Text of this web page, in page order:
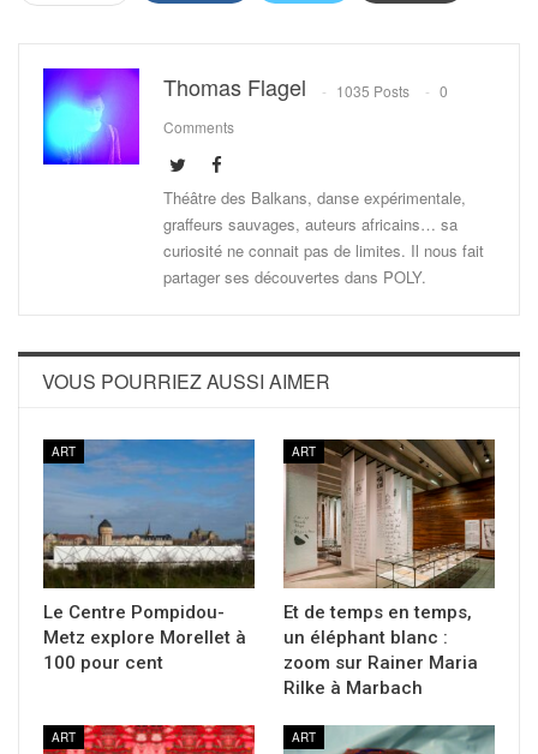
Thomas Flagel 1035 Posts
0
Comments
Théâtre des Balkans, danse expérimentale,
graffeurs sauvages, auteurs africains… sa
curiosité ne connait pas de limites. Il nous fait
partager ses découvertes dans POLY.
VOUS POURRIEZ AUSSI AIMER
ART
Le Centre Pompidou-
Metz explore Morellet à
100 pour cent
ART
Et de temps en temps,
un éléphant blanc :
zoom sur Rainer Maria
Rilke à Marbach
ART ART